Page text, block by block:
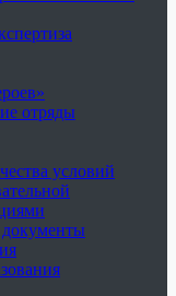
отряды
условий